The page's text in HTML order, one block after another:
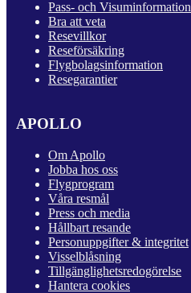
Pass- och Visuminformation
Bra att veta
Resevillkor
Reseförsäkring
Flygbolagsinformation
Resegarantier
APOLLO
Om Apollo
Jobba hos oss
Flygprogram
Våra resmål
Press och media
Hållbart resande
Personuppgifter & integritet
Visselblåsning
Tillgänglighetsredogörelse
Hantera cookies